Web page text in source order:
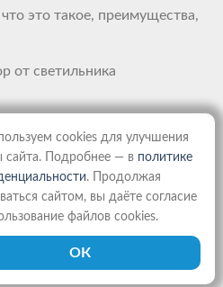
это такое, преимущества,
от светильника
cookies для улучшения
сайта. Подробнее — в политике
. Продолжая
сайтом, вы даёте согласие
файлов cookies.